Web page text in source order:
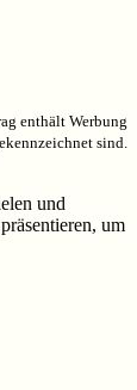
enthält Werbung
sind.
und
um